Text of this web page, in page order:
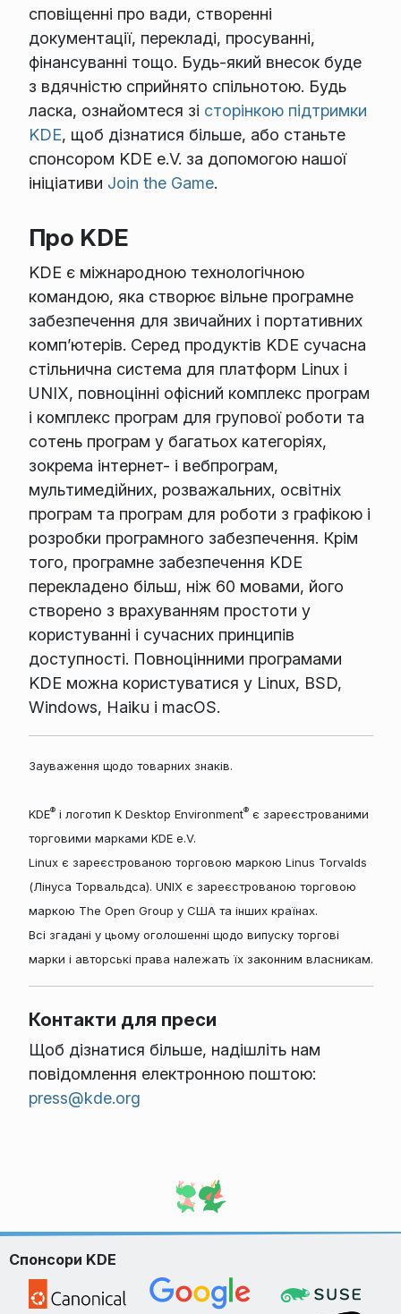
сповіщенні про вади, створенні
документації, перекладі, просуванні,
фінансуванні тощо. Будь-який внесок буде
з вдячністю сприйнято спільнотою. Будь
ласка, ознайомтеся зі сторінкою підтримки
KDE, щоб дізнатися більше, або станьте
спонсором KDE e.V. за допомогою нашої
ініціативи Join the Game.
Про KDE
KDE є міжнародною технологічною
командою, яка створює вільне програмне
забезпечення для звичайних і портативних
комп’ютерів. Серед продуктів KDE сучасна
стільнична система для платформ Linux і
UNIX, повноцінні офісний комплекс програм
і комплекс програм для групової роботи та
сотень програм у багатьох категоріях,
зокрема інтернет- і вебпрограм,
мультимедійних, розважальних, освітніх
програм та програм для роботи з графікою і
розробки програмного забезпечення. Крім
того, програмне забезпечення KDE
перекладено більш, ніж 60 мовами, його
створено з врахуванням простоти у
користуванні і сучасних принципів
доступності. Повноцінними програмами
KDE можна користуватися у Linux, BSD,
Windows, Haiku і macOS.
Зауваження щодо товарних знаків.
KDE®і логотип K Desktop Environment®є зареєстрованими
торговими марками KDE e.V.
Linux є зареєстрованою торговою маркою Linus Torvalds
(Лінуса Торвальдса). UNIX є зареєстрованою торговою
маркою The Open Group у США та інших країнах.
Всі згадані у цьому оголошенні щодо випуску торгові
марки і авторські права належать їх законним власникам.
Контакти для преси
Щоб дізнатися більше, надішліть нам
повідомлення електронною поштою:
press@kde.org
Спонсори KDE